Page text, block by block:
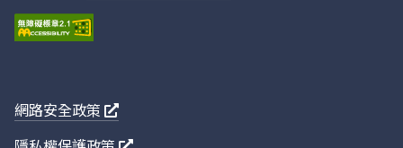
網路安全政策